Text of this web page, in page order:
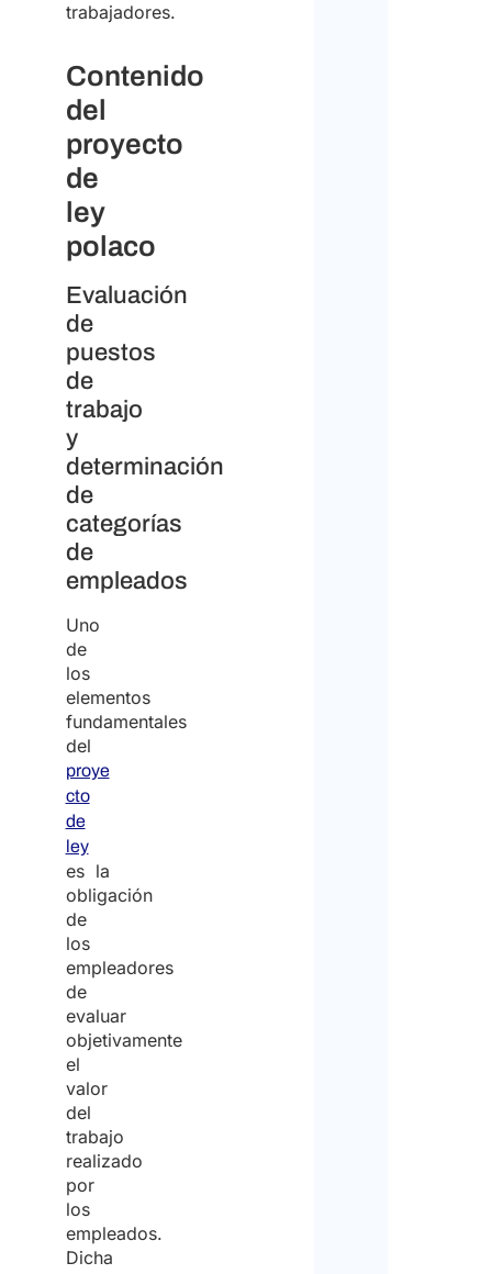
trabajadores.
Contenido
del
proyecto
de
ley
polaco
Evaluación
de
puestos
de
trabajo
y
determinación
de
categorías
de
empleados
Uno
de
los
elementos
fundamentales
del
proye
cto
de
ley
es la
obligación
de
los
empleadores
de
evaluar
objetivamente
el
valor
del
trabajo
realizado
por
los
empleados.
Dicha